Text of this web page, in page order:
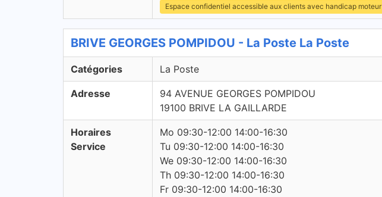
Espace confidentiel accessible aux clients avec handicap moteur
BRIVE GEORGES POMPIDOU - La Poste La Poste
Catégories La Poste
Adresse
94 AVENUE GEORGES POMPIDOU
19100 BRIVE LA GAILLARDE
Horaires
Service
Mo 09:30-12:00 14:00-16:30
Tu 09:30-12:00 14:00-16:30
We 09:30-12:00 14:00-16:30
Th 09:30-12:00 14:00-16:30
Fr 09:30-12:00 14:00-16:30